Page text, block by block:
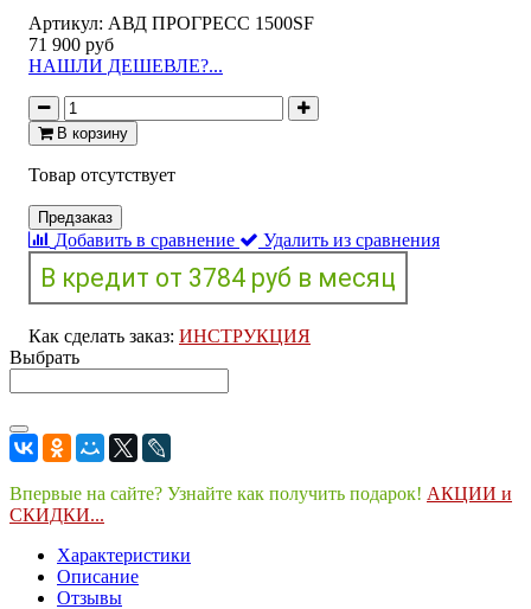
Артикул: АВД ПРОГРЕСС 1500SF
71 900 руб
НАШЛИ ДЕШЕВЛЕ?...
В корзину
Товар отсутствует
Предзаказ
Добавить в сравнение Удалить из сравнения
Как сделать заказ: ИНСТРУКЦИЯ
Выбрать
Впервые на сайте? Узнайте как получить подарок! АКЦИИ и
СКИДКИ...
Характеристики
Описание
Отзывы